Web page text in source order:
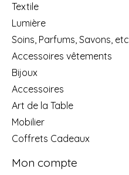
Textile
Lumière
Soins, Parfums, Savons, etc
Accessoires vêtements
Bijoux
Accessoires
Art de la Table
Mobilier
Coffrets Cadeaux
Mon compte